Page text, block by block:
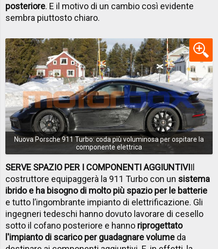
posteriore. E il motivo di un cambio così evidente
sembra piuttosto chiaro.
Nuova Porsche 911 Turbo: coda più voluminosa per ospitare la
componente elettrica
SERVE SPAZIO PER I COMPONENTI AGGIUNTIVIIl
costruttore equipaggerà la 911 Turbo con un sistema
ibrido e ha bisogno di molto più spazio per le batterie
e tutto l’ingombrante impianto di elettrificazione. Gli
ingegneri tedeschi hanno dovuto lavorare di cesello
sotto il cofano posteriore e hanno riprogettato
l'impianto di scarico per guadagnare volume da